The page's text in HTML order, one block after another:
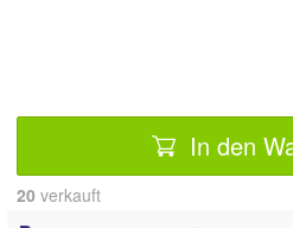
In den
20 verkauft